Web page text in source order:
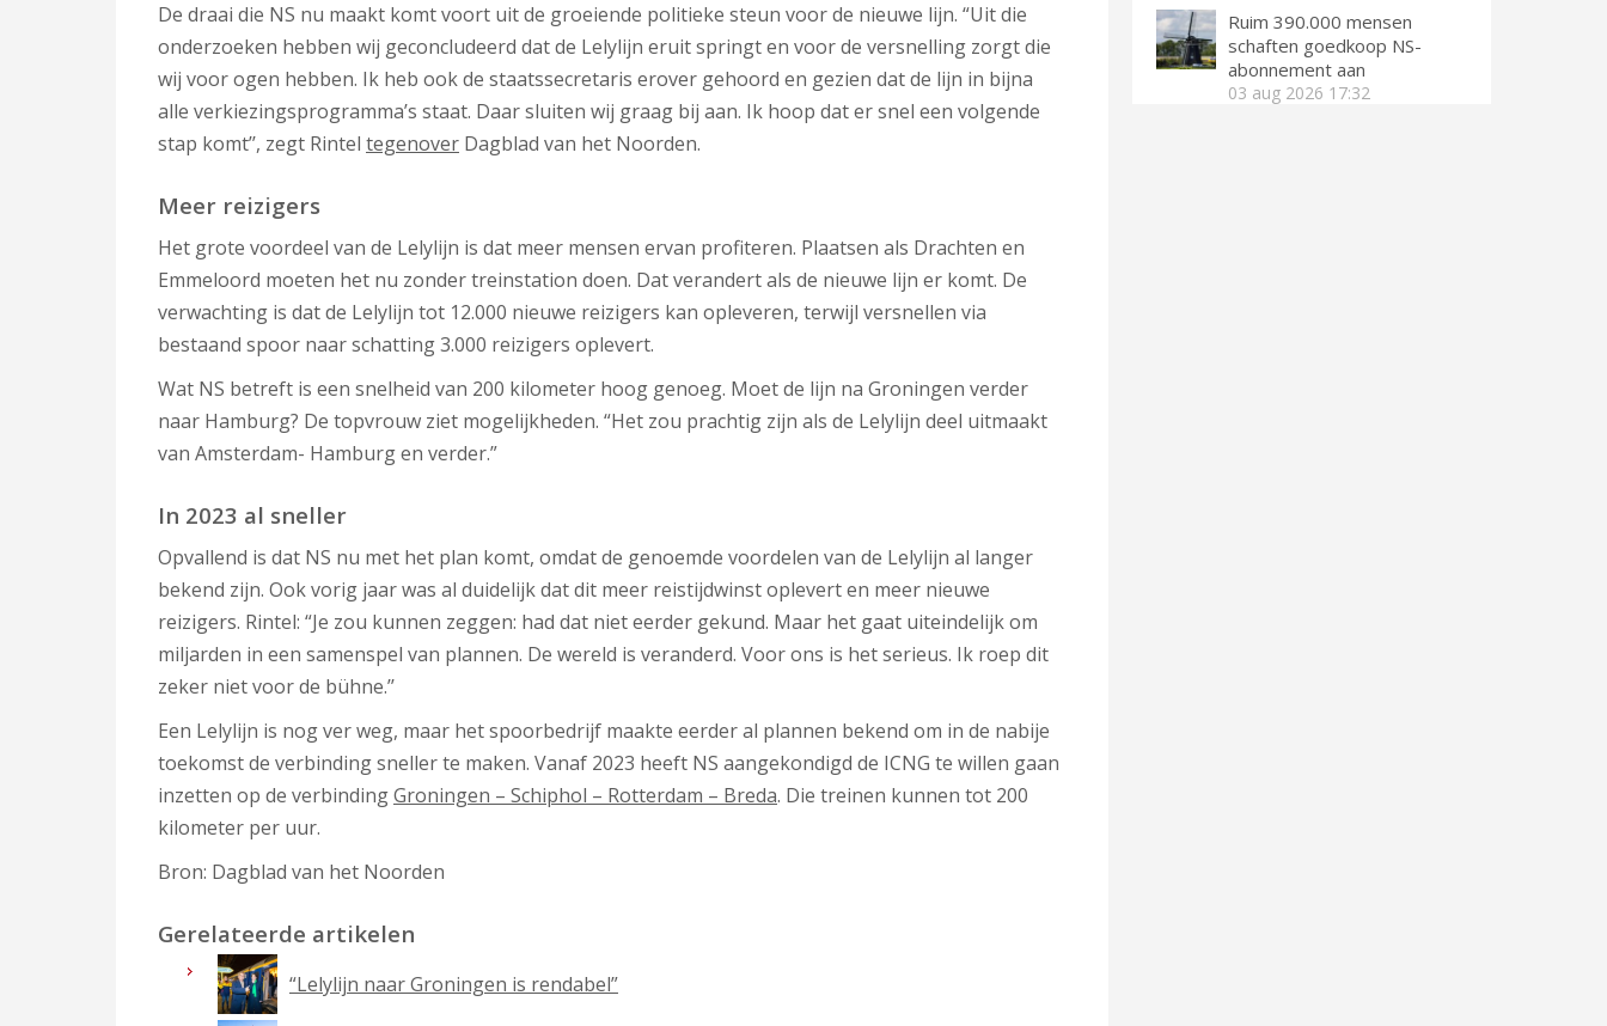
De draai die NS nu maakt komt voort uit de groeiende politieke steun voor de nieuwe lijn. “Uit die
onderzoeken hebben wij geconcludeerd dat de Lelylijn eruit springt en voor de versnelling zorgt die
wij voor ogen hebben. Ik heb ook de staatssecretaris erover gehoord en gezien dat de lijn in bijna
alle verkiezingsprogramma’s staat. Daar sluiten wij graag bij aan. Ik hoop dat er snel een volgende
stap komt’’, zegt Rintel tegenover Dagblad van het Noorden.
Meer reizigers
Het grote voordeel van de Lelylijn is dat meer mensen ervan profiteren. Plaatsen als Drachten en
Emmeloord moeten het nu zonder treinstation doen. Dat verandert als de nieuwe lijn er komt. De
verwachting is dat de Lelylijn tot 12.000 nieuwe reizigers kan opleveren, terwijl versnellen via
bestaand spoor naar schatting 3.000 reizigers oplevert.
Wat NS betreft is een snelheid van 200 kilometer hoog genoeg. Moet de lijn na Groningen verder
naar Hamburg? De topvrouw ziet mogelijkheden. “Het zou prachtig zijn als de Lelylijn deel uitmaakt
van Amsterdam- Hamburg en verder.”
In 2023 al sneller
Opvallend is dat NS nu met het plan komt, omdat de genoemde voordelen van de Lelylijn al langer
bekend zijn. Ook vorig jaar was al duidelijk dat dit meer reistijdwinst oplevert en meer nieuwe
reizigers. Rintel: “Je zou kunnen zeggen: had dat niet eerder gekund. Maar het gaat uiteindelijk om
miljarden in een samenspel van plannen. De wereld is veranderd. Voor ons is het serieus. Ik roep dit
zeker niet voor de bühne.’’
Een Lelylijn is nog ver weg, maar het spoorbedrijf maakte eerder al plannen bekend om in de nabije
toekomst de verbinding sneller te maken. Vanaf 2023 heeft NS aangekondigd de ICNG te willen gaan
inzetten op de verbindingGroningen – Schiphol – Rotterdam – Breda. Die treinen kunnen tot 200
kilometer per uur.
Bron: Dagblad van het Noorden
Gerelateerde artikelen
“Lelylijn naar Groningen is rendabel”
Ruim 390.000 mensen
schaften goedkoop NS-
abonnement aan
03 aug 2026 17:32